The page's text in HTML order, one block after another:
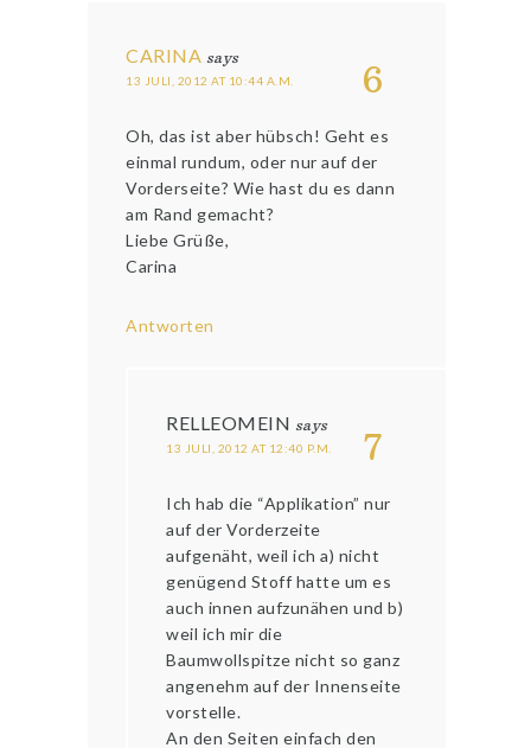
6
CARINA says
13 JULI, 2012 AT 10:44 A.M.
Oh, das ist aber hübsch! Geht es
einmal rundum, oder nur auf der
Vorderseite? Wie hast du es dann
am Rand gemacht?
Liebe Grüße,
Carina
Antworten
7
RELLEOMEIN says
13 JULI, 2012 AT 12:40 P.M.
Ich hab die “Applikation” nur
auf der Vorderzeite
aufgenäht, weil ich a) nicht
genügend Stoff hatte um es
auch innen aufzunähen und b)
weil ich mir die
Baumwollspitze nicht so ganz
angenehm auf der Innenseite
vorstelle.
An den Seiten einfach den